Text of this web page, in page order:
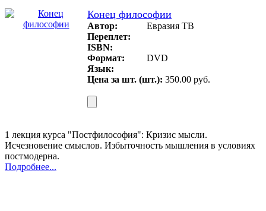
Конец философии
Автор:
Евразия ТВ
Переплет:
ISBN:
Формат:
DVD
Язык:
Цена за шт. (шт.): 350.00 руб.
1 лекция курса "Постфилософия": Кризис мысли.
Исчезновение смыслов. Избыточность мышления в условиях
постмодерна.
Подробнее...